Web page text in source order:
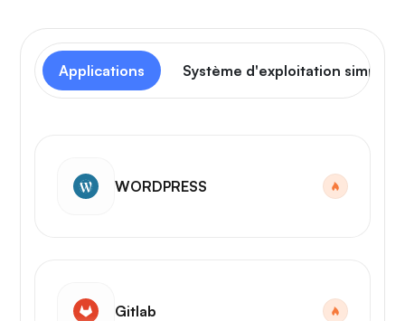
Applications Système d'exploitation simple
WORDPRESS
Gitlab